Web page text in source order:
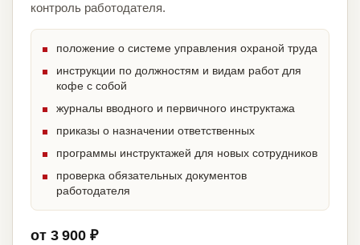
контроль работодателя.
положение о системе управления охраной труда
инструкции по должностям и видам работ для
кофе с собой
журналы вводного и первичного инструктажа
приказы о назначении ответственных
программы инструктажей для новых сотрудников
проверка обязательных документов
работодателя
от 3 900 ₽